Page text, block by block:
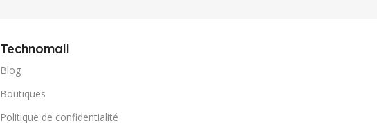
Technomall
Blog
Boutiques
Politique de confidentialité